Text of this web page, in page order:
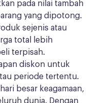
pada nilai tambah
yang dipotong.
sejenis atau
total lebih
terpisah.
diskon untuk
periode tertentu.
besar keagamaan,
dunia. Dengan